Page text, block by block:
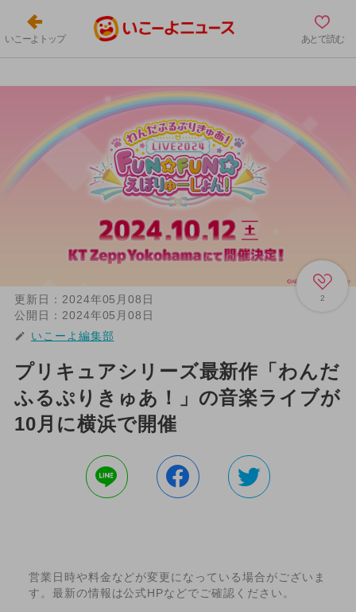
いこーよトップ あとで読む
2
更新日： 2024年05月08日
公開日： 2024年05月08日
いこーよ編集部
プリキュアシリーズ最新作「わんだ
ふるぷりきゅあ！」の音楽ライブが
10月に横浜で開催
営業日時や料金などが変更になっている場合がございま
す。最新の情報は公式HPなどでご確認ください。